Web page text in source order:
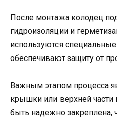
После монтажа колодец
гидроизоляции и
используются
обеспечивают защиту от
Важным этапом процесса
крышки или верхней
быть надежно закреплена,